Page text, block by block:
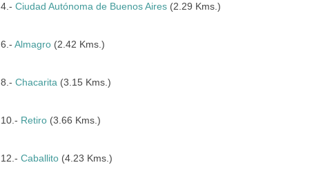
4.-Ciudad Autónoma de Buenos Aires (2.29 Kms.)
6.-Almagro (2.42 Kms.)
8.-Chacarita (3.15 Kms.)
10.- Retiro (3.66 Kms.)
12.-Caballito (4.23 Kms.)